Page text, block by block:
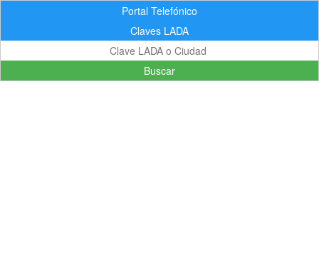
Portal Telefónico
Claves LADA
Buscar